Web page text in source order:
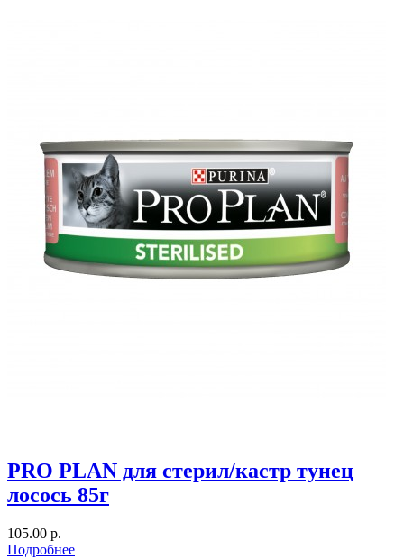
PRO PLAN для стерил/кастр тунец
лосось 85г
105.00 р.
Подробнее